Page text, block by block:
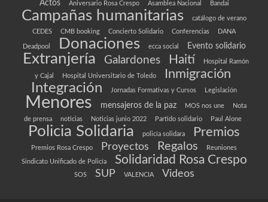
Actos Aniversario Rosa Crespo Asamblea Nacional Bandai
Campañas humanitarias
catálogo de verano
CEDES
CMB booking Concierto Solidario Conferencias DANA
Deadpool Donaciones ecca social Evento solidario
Extranjería Galardones Haití Hospital Ramón
y Cajal Hospital Universitario de Toledo Inmigración
Integración Jornadas Formativas y Cursos Legislación
Menores mensajeros de la paz MOS nos une
Nota
de prensa
noticias Noticias junio 2022 Partido solidario Paul Alone
Policia Solidaria policía solidara Premios
Premios Rosa Crespo Proyectos Regalos Reuniones
Sindicato Unificado de Policía Solidaridad Rosa Crespo
SOS SUP VALENCIA Videos